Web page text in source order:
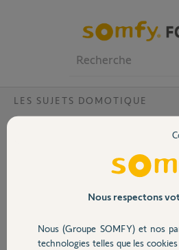
Volet
Sécurité
LES SUJETS DOMOTIQUE
Connexion impossible
Bonjour,
Je viens d'acheter
nombreux
DIN V1.
Nous respectons
Nous (Groupe SOMFY) et nos
technologies telles que les